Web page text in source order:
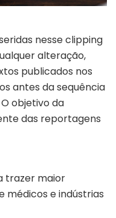
nesse clipping
alteração,
publicados nos
antes da sequência
objetivo da
das reportagens
trazer maior
médicos e indústrias